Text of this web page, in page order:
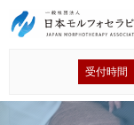
受付時間